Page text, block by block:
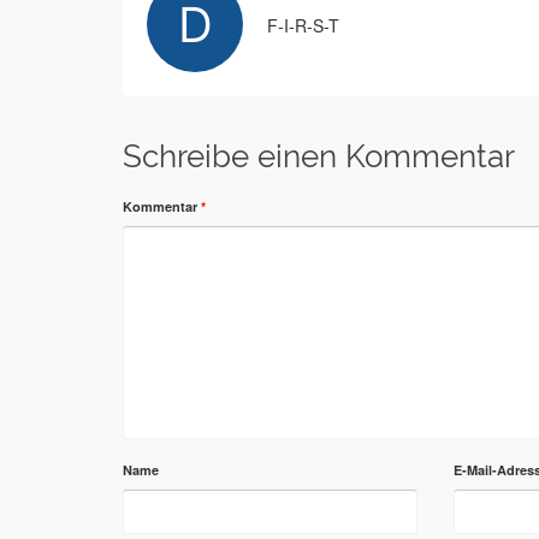
F-I-R-S-T
Schreibe einen Kommentar
Kommentar *
Name E-Mail-